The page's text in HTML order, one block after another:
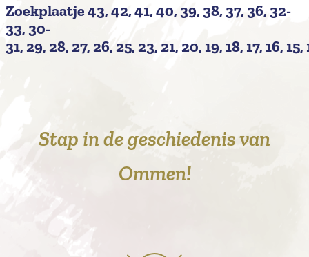
Zoekplaatje 43,42,41,40,39,38,37,36,32-
33,30-
31,29,28,27,26,25,23,21,20, 19, 18, 17, 16, 15,
Stap in de geschiedenis van
Ommen!